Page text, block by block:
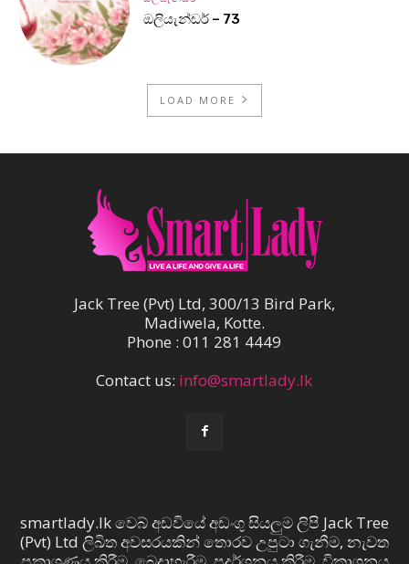
ඔලියැන්ඩර් – 73
LOAD MORE
Jack Tree (Pvt) Ltd, 300/13 Bird Park,
Madiwela, Kotte.
Phone : 011 281 4449
Contact us: info@smartlady.lk
smartlady.lk වෙබ් අඩවියේ අඩංගු සියලුම ලිපි Jack Tree
(Pvt) Ltd ලිඛිත අවසරයකින් තොරව උපුටා ගැනීම, නැවත